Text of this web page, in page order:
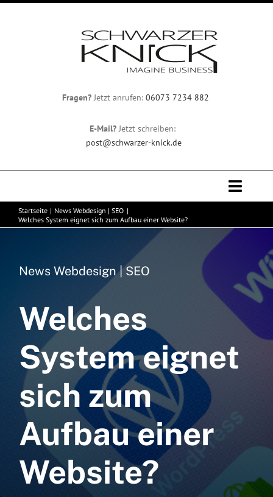
Fragen?Jetzt anrufen: 06073 7234 882
E-Mail?Jetzt schreiben:
post@schwarzer-knick.de
Toggle
Professionelles Webdesign
Webdesign
NVMe
SEO Agentur
News
Referenzen
Kontaktieren Sie uns
Startseite
News Webdesign | SEO
Welches System eignet sich zum Aufbau einer Website?
News Webdesign | SEO
Welches
System eignet
sich zum
Aufbau einer
Website?